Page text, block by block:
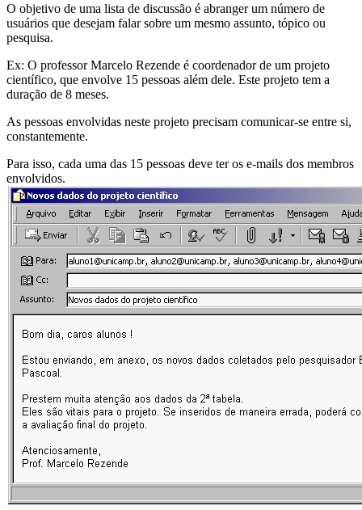
O objetivo de uma lista de discussão é abranger um número de
usuários que desejam falar sobre um mesmo assunto, tópico ou
pesquisa.
Ex: O professor Marcelo Rezende é coordenador de um projeto
científico, que envolve 15 pessoas além dele. Este projeto tem a
duração de 8 meses.
As pessoas envolvidas neste projeto precisam comunicar-se entre si,
constantemente.
Para isso, cada uma das 15 pessoas deve ter os e-mails dos membros
envolvidos.